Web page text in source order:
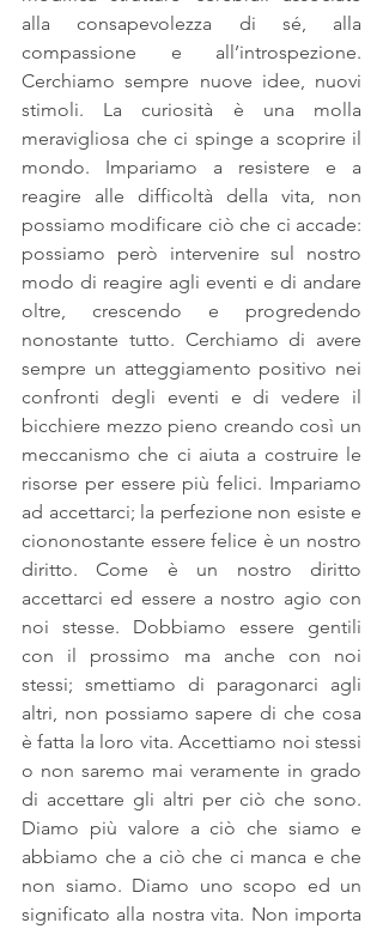
alla consapevolezza di sé, alla
compassione e all’introspezione.
Cerchiamo sempre nuove idee, nuovi
stimoli. La curiosità è una molla
meravigliosa che ci spinge a scoprire il
mondo. Impariamo a resistere e a
reagire alle difficoltà della vita, non
possiamo modificare ciò che ci accade:
possiamo però intervenire sul nostro
modo di reagire agli eventi e di andare
oltre, crescendo e progredendo
nonostante tutto. Cerchiamo di avere
sempre un atteggiamento positivo nei
confronti degli eventi e di vedere il
bicchiere mezzo pieno creando così un
meccanismo che ci aiuta a costruire le
risorse per essere più felici. Impariamo
ad accettarci; la perfezione non esiste e
ciononostante essere felice è un nostro
diritto. Come è un nostro diritto
accettarci ed essere a nostro agio con
noi stesse. Dobbiamo essere gentili
con il prossimo ma anche con noi
stessi; smettiamo di paragonarci agli
altri, non possiamo sapere di che cosa
è fatta la loro vita. Accettiamo noi stessi
o non saremo mai veramente in grado
di accettare gli altri per ciò che sono.
Diamo più valore a ciò che siamo e
abbiamo che a ciò che ci manca e che
non siamo. Diamo uno scopo ed un
significato alla nostra vita. Non importa